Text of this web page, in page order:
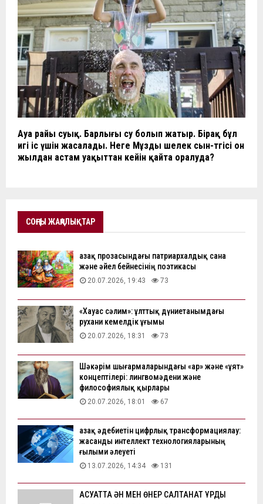
Ауа райы суық. Барлығы су болып жатыр. Бірақ бұл
игі іс үшін жасалады. Неге Мұзды шелек сын-төгісі он
жылдан астам уақыттан кейін қайта оралуда?
СОҢҒЫ ЖАҢАЛЫҚТАР
Қазақ прозасындағы патриархалдық сана
және әйел бейнесінің поэтикасы
20.07.2026, 19:43 73
«Хауас сәлим»: ұлттық дүниетанымдағы
рухани кемелдік ұғымы
20.07.2026, 18:31 73
Шәкәрім шығармаларындағы «ар» және «ұят»
концептілері: лингвомәдени және
философиялық қырлары
20.07.2026, 18:01 67
Қазақ әдебиетін цифрлық трансформациялау:
жасанды интеллект технологияларының
ғылыми әлеуеті
13.07.2026, 14:34 131
АҚСУАТТА ӘН МЕН ӨНЕР САЛТАНАТ ҚҰРДЫ